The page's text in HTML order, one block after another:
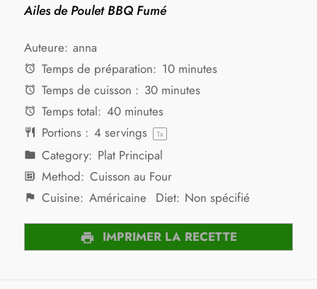
Ailes de Poulet BBQ Fumé
Auteure: anna
Temps de préparation: 10 minutes
Temps de cuisson : 30 minutes
Temps total: 40 minutes
Portions : 4servings 1x
Category: Plat Principal
Method: Cuisson au Four
Cuisine: Américaine Diet: Non spécifié
IMPRIMER LA RECETTE